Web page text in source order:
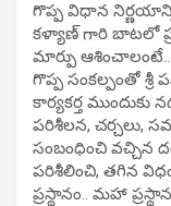
గొప్ప విధాన
కళ్యాణ్ గారి బాటలో
మార్పు
గొప్ప సంకల్పంతో
కార్యకర్త ముందుకు
పరిశీలన, చర్చలు,
సంబంధించి వచ్చిన
పరిశీలించి, తగిన
ప్రస్థానం.. మహా